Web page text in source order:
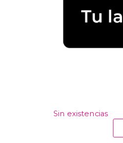
Sin existencias